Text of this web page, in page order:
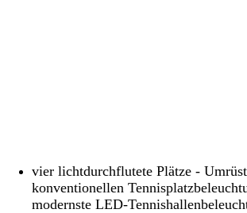
vier lichtdurchflutete Plätze -
konventionellen
modernste LED-